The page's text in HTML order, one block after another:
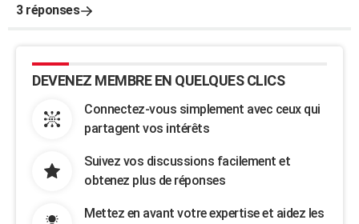
3 réponses
DEVENEZ MEMBRE EN QUELQUES CLICS
Connectez-vous simplement avec ceux qui
partagent vos intérêts
Suivez vos discussions facilement et
obtenez plus de réponses
Mettez en avant votre expertise et aidez les